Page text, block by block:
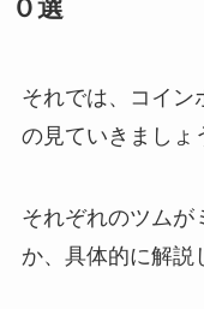
０選
それでは、コイン
の見ていきましょ
それぞれのツムが
か、具体的に解説